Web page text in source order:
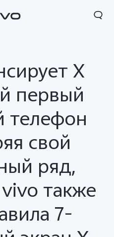
страну/регион
X
первый
телефон
свой
ряд,
также
7-